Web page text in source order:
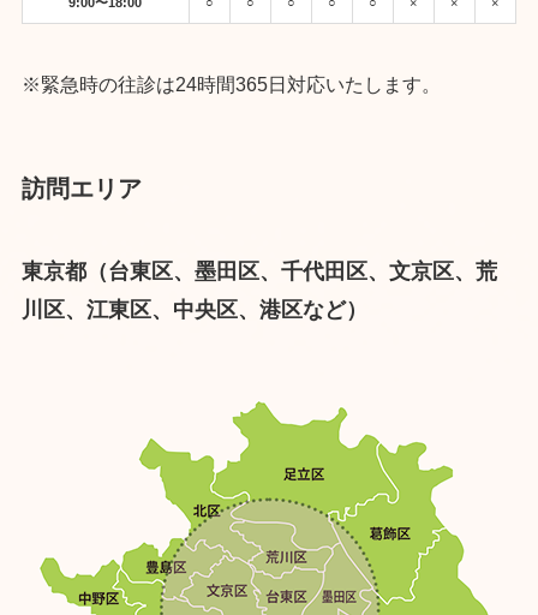
※緊急時の往診は24時間365日対応いたします。
訪問エリア
東京都（台東区、墨田区、千代田区、文京区、荒
川区、江東区、中央区、港区など）